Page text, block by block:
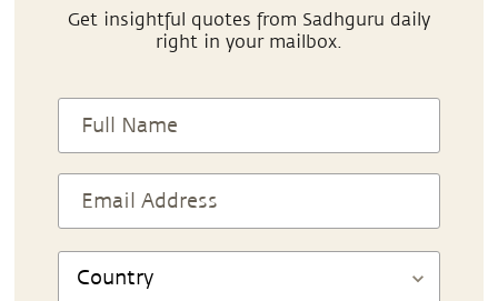
Get insightful quotes from Sadhguru daily
right in your mailbox.